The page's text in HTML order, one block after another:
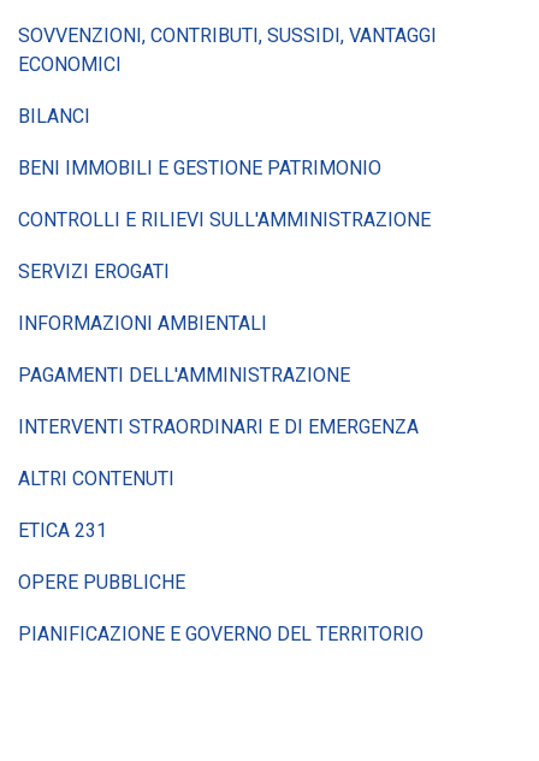
SOVVENZIONI, CONTRIBUTI, SUSSIDI, VANTAGGI
ECONOMICI
BILANCI
BENI IMMOBILI E GESTIONE PATRIMONIO
CONTROLLI E RILIEVI SULL'AMMINISTRAZIONE
SERVIZI EROGATI
INFORMAZIONI AMBIENTALI
PAGAMENTI DELL'AMMINISTRAZIONE
INTERVENTI STRAORDINARI E DI EMERGENZA
ALTRI CONTENUTI
ETICA 231
OPERE PUBBLICHE
PIANIFICAZIONE E GOVERNO DEL TERRITORIO